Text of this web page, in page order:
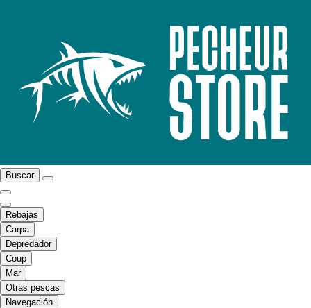
Buscar
Rebajas
Carpa
Depredador
Coup
Mar
Otras pescas
Navegación